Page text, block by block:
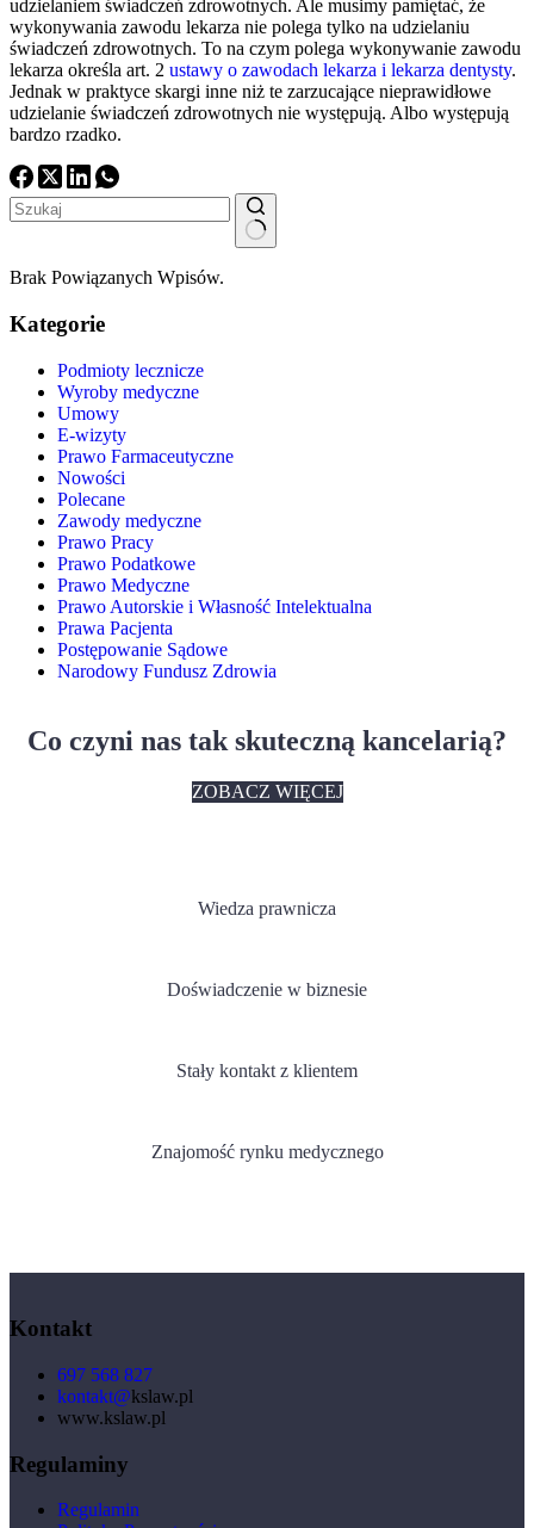
udzielaniem świadczeń zdrowotnych. Ale musimy pamiętać, że
wykonywania zawodu lekarza nie polega tylko na udzielaniu
świadczeń zdrowotnych. To na czym polega wykonywanie zawodu
lekarza określa art. 2 ustawy o zawodach lekarza i lekarza dentysty.
Jednak w praktyce skargi inne niż te zarzucające nieprawidłowe
udzielanie świadczeń zdrowotnych nie występują. Albo występują
bardzo rzadko.
wyników
Brak Powiązanych Wpisów.
Kategorie
Podmioty lecznicze
Wyroby medyczne
Umowy
E-wizyty
Prawo Farmaceutyczne
Nowości
Polecane
Zawody medyczne
Prawo Pracy
Prawo Podatkowe
Prawo Medyczne
Prawo Autorskie i Własność Intelektualna
Prawa Pacjenta
Postępowanie Sądowe
Narodowy Fundusz Zdrowia
Co czyni nas tak skuteczną kancelarią?
ZOBACZ WIĘCEJ
Wiedza prawnicza
Doświadczenie w biznesie
Stały kontakt z klientem
Znajomość rynku medycznego
Kontakt
697 568 827
kontakt@kslaw.pl
www.kslaw.pl
Regulaminy
Regulamin